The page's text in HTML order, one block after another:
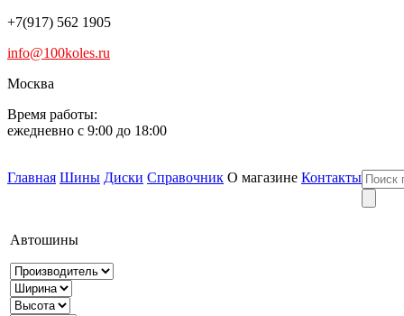
+7(917) 562 1905
info@100koles.ru
Москва
Время работы:
ежедневно с 9:00 до 18:00
Главная Шины Диски Справочник О магазине Контакты
Автошины